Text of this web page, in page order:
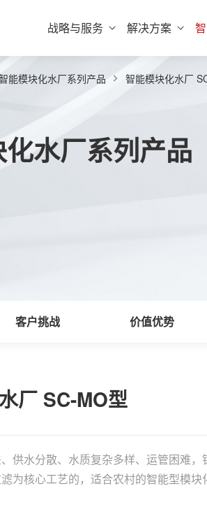
战略与服务 解决方案
水厂系列产品
能模块化水厂系列产品 智能模块化水厂
客户挑战 价值优势
厂 SC-MO型
供水分散、水质复杂多样、运管困难，
为核心工艺的，适合农村的智能型模块